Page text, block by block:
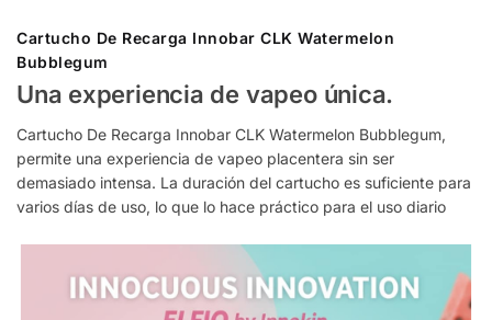
Cartucho De Recarga Innobar CLK Watermelon
Bubblegum
Una experiencia de vapeo única.
Cartucho De Recarga Innobar CLK Watermelon Bubblegum,
permite una experiencia de vapeo placentera sin ser
demasiado intensa. La duración del cartucho es suficiente para
varios días de uso, lo que lo hace práctico para el uso diario